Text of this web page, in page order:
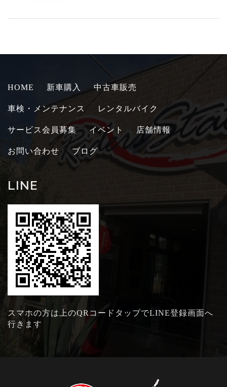
HOME 新車購入 中古車販売
車検・メンテナンス レンタルバイク
サービス会員募集 イベント 店舗情報
お問い合わせ ブログ
LINE
スマホの方は上のQRコードタップでLINE登録画面へ
行きます